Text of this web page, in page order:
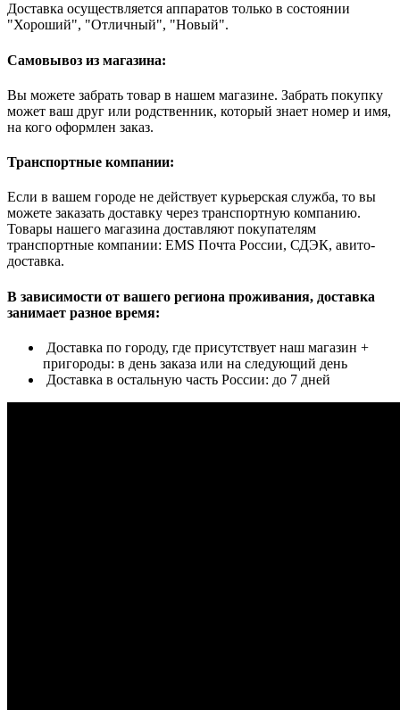
Доставка осуществляется аппаратов только в состоянии
"Хороший", "Отличный", "Новый".
Самовывоз из магазина:
Вы можете забрать товар в нашем магазине. Забрать покупку
может ваш друг или родственник, который знает номер и имя,
на кого оформлен заказ.
Транспортные компании:
Если в вашем городе не действует курьерская служба, то вы
можете заказать доставку через транспортную компанию.
Товары нашего магазина доставляют покупателям
транспортные компании: EMS Почта России, СДЭК, авито-
доставка.
В зависимости от вашего региона проживания, доставка
занимает разное время:
Доставка по городу, где присутствует наш магазин +
пригороды: в день заказа или на следующий день
Доставка в остальную часть России: до 7 дней